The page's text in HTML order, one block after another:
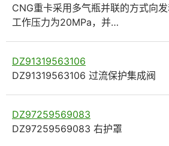
CNG重卡采用多气瓶并联的方式向
工作压力为20MPa，并…
DZ91319563106
DZ91319563106 过流保护集成阀
DZ97259569083
DZ97259569083 右护罩